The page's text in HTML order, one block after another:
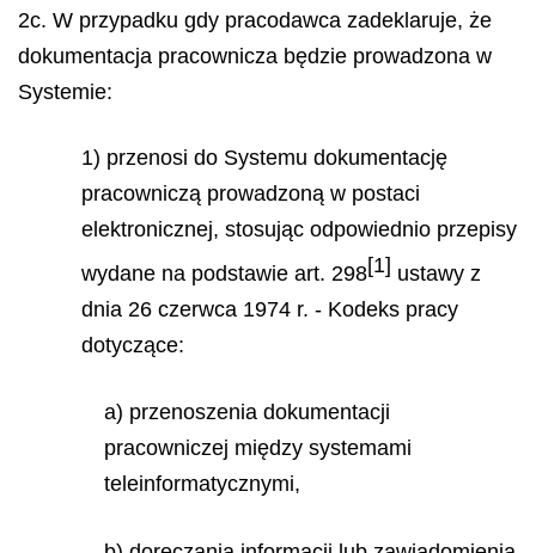
2c. W przypadku gdy pracodawca zadeklaruje, że
dokumentacja pracownicza będzie prowadzona w
Systemie:
1) przenosi do Systemu dokumentację
pracowniczą prowadzoną w postaci
elektronicznej, stosując odpowiednio przepisy
wydane na podstawie art. 298[1] ustawy z
dnia 26 czerwca 1974 r. - Kodeks pracy
dotyczące:
a) przenoszenia dokumentacji
pracowniczej między systemami
teleinformatycznymi,